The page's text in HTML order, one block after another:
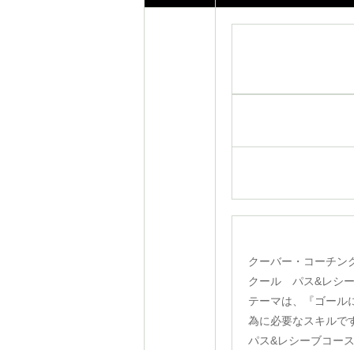
クーバー・コーチン
クール パス&レシ
テーマは、『ゴール
為に必要なスキルで
パス&レシーブコー